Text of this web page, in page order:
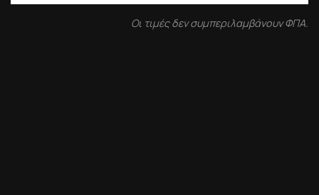
Οι τιμές δεν συμπεριλαμβάνουν ΦΠΑ.